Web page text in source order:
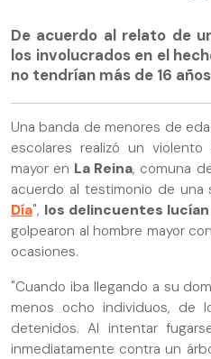
De acuerdo al relato de
los involucrados en el
no tendrían más de 16
Una banda de menores de
escolares realizó un
mayor en La Reina, comuna
acuerdo al testimonio de una
Día", los delincuentes
golpearon al hombre mayor
ocasiones.
"Cuando iba llegando a su
menos ocho individuos, de
detenidos. Al intentar
inmediatamente contra un